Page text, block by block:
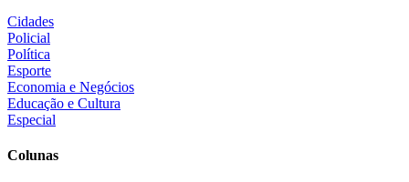
Cidades
Policial
Política
Esporte
Economia e Negócios
Educação e Cultura
Especial
Colunas